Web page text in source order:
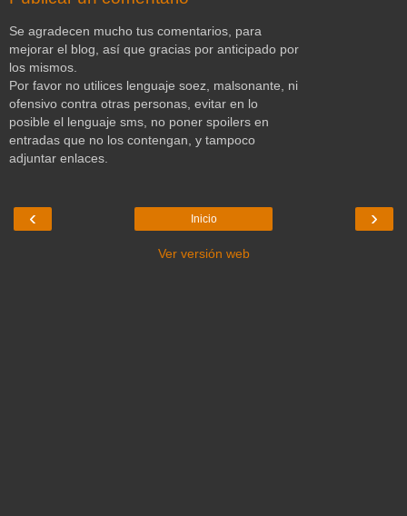
Se agradecen mucho tus comentarios, para
mejorar el blog, así que gracias por anticipado por
los mismos.
Por favor no utilices lenguaje soez, malsonante, ni
ofensivo contra otras personas, evitar en lo
posible el lenguaje sms, no poner spoilers en
entradas que no los contengan, y tampoco
adjuntar enlaces.
‹ ›
Inicio
Ver versión web